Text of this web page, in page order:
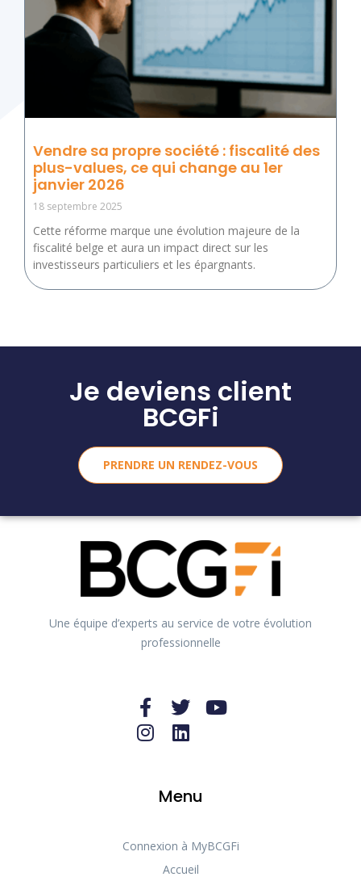
Vendre sa propre société : fiscalité des
plus-values, ce qui change au 1er
janvier 2026
18 septembre 2025
Cette réforme marque une évolution majeure de la
fiscalité belge et aura un impact direct sur les
investisseurs particuliers et les épargnants.
Je deviens client
BCGFi
PRENDRE UN RENDEZ-VOUS
Une équipe d’experts au service de votre évolution
professionnelle
Menu
Connexion à MyBCGFi
Accueil